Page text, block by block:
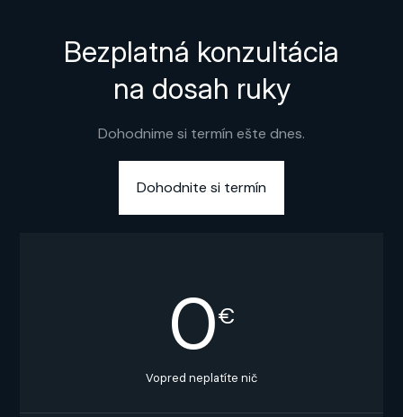
Bezplatná konzultácia
na dosah ruky
Dohodnime si termín ešte dnes.
Dohodnite si termín
0€
Vopred neplatíte nič